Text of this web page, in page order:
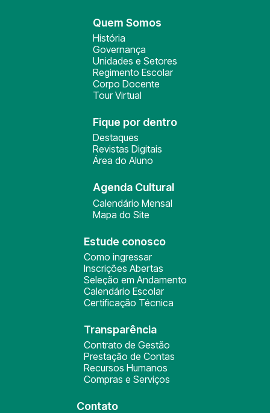
Quem Somos
História
Governança
Unidades e Setores
Regimento Escolar
Corpo Docente
Tour Virtual
Fique por dentro
Destaques
Revistas Digitais
Área do Aluno
Agenda Cultural
Calendário Mensal
Mapa do Site
Estude conosco
Como ingressar
Inscrições Abertas
Seleção em Andamento
Calendário Escolar
Certificação Técnica
Transparência
Contrato de Gestão
Prestação de Contas
Recursos Humanos
Compras e Serviços
Contato